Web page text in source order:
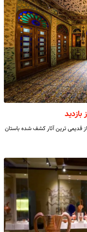
قدیمی ترین آثار کشف شده باستان